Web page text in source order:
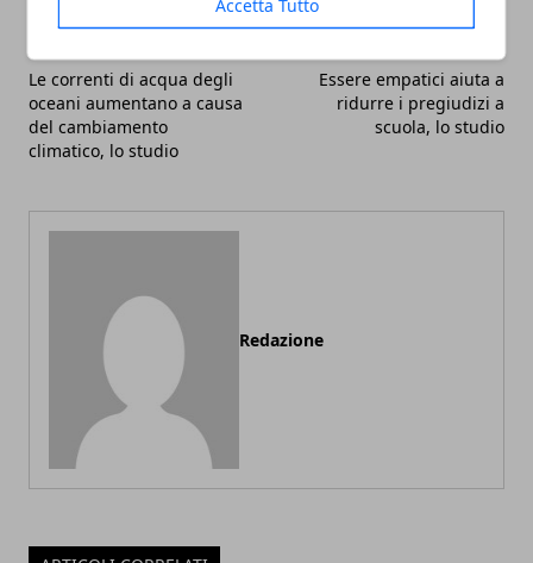
Accetta Tutto
Le correnti di acqua degli
oceani aumentano a causa
del cambiamento
climatico, lo studio
Essere empatici aiuta a
ridurre i pregiudizi a
scuola, lo studio
Redazione